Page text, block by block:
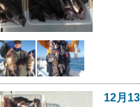
12月